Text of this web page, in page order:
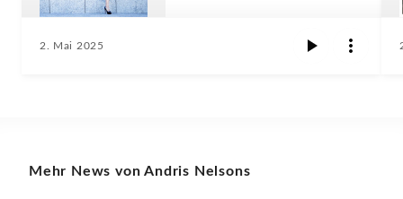
2. Mai 2025
Mehr News von Andris Nelsons